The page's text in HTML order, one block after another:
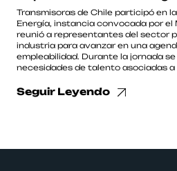
Transmisoras de Chile participó en
Energía, instancia convocada por el
reunió a representantes del sector
industria para avanzar en una
empleabilidad. Durante la jornada
necesidades de talento asociadas
Seguir Leyendo